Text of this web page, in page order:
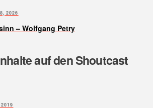
2026
– Wolfgang Petry
auf den Shoutcast